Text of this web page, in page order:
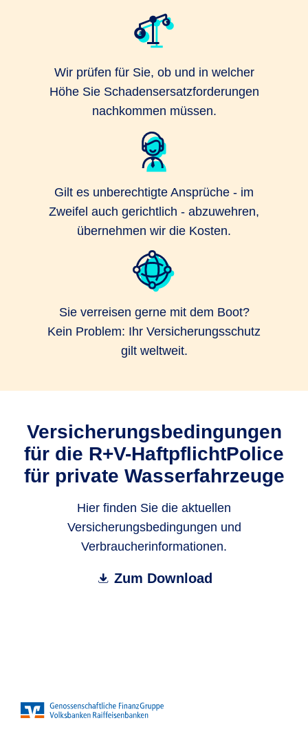
Wir prüfen für Sie, ob und in welcher
Höhe Sie Schadensersatzforderungen
nachkommen müssen.
Gilt es unberechtigte Ansprüche - im
Zweifel auch gerichtlich - abzuwehren,
übernehmen wir die Kosten.
Sie verreisen gerne mit dem Boot?
Kein Problem: Ihr Versicherungsschutz
gilt weltweit.
Versicherungsbedingungen
für die R+V-HaftpflichtPolice
für private Wasserfahrzeuge
Hier finden Sie die aktuellen
Versicherungsbedingungen und
Verbraucherinformationen.
Zum Download